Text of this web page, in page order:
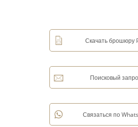
Скачать брошюру
Поисковый
Связаться по